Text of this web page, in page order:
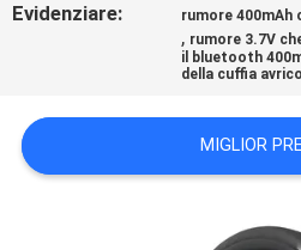
MAPPA
SITO
PRIVACY
Evidenziare: rumore 400mAh
, rumore 3.7V
il bluetooth
della cuffia
MIGLIOR